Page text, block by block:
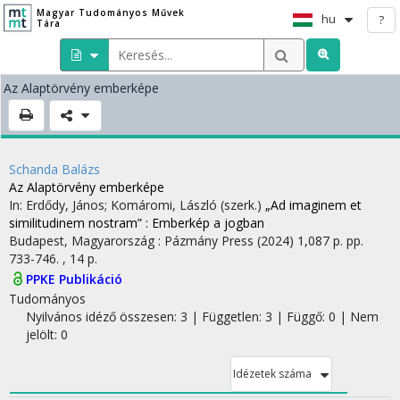
Magyar Tudományos Művek
Tára
hu ?
Az Alaptörvény emberképe
Schanda Balázs
Az Alaptörvény emberképe
In: Erdődy, János; Komáromi, László (szerk.) „Ad imaginem et
similitudinem nostram” : Emberkép a jogban
Budapest, Magyarország : Pázmány Press (2024) 1,087 p. pp.
733-746. , 14 p.
PPKE Publikáció
Tudományos
Nyilvános idéző összesen: 3 | Független: 3 | Függő: 0 | Nem
jelölt: 0
Idézetek száma